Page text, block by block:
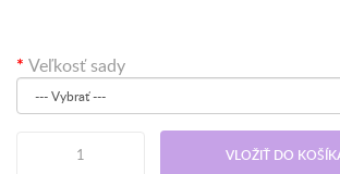
Veľkosť sady
VLOŽIŤ DO